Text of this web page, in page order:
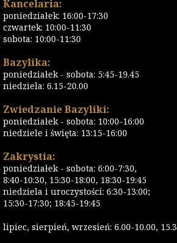
Kancelaria:
poniedziałek: 16:00-17:30
czwartek: 10:00-11:30
sobota: 10:00-11:30
Bazylika:
poniedziałek - sobota: 5:45-19.45
niedziela: 6.15-20.00
Zwiedzanie Bazyliki:
poniedziałek - sobota: 10:00-16:00
niedziele i święta: 13:15-16:00
Zakrystia:
poniedziałek - sobota: 6:00-7:30,
8:40-10:30, 15:30-18:00, 18:30-19:45
niedziela i uroczystości: 6:30-13:00;
15:30-17:30; 18:45-19:45
lipiec, sierpień, wrzesień: 6.00-10.00,